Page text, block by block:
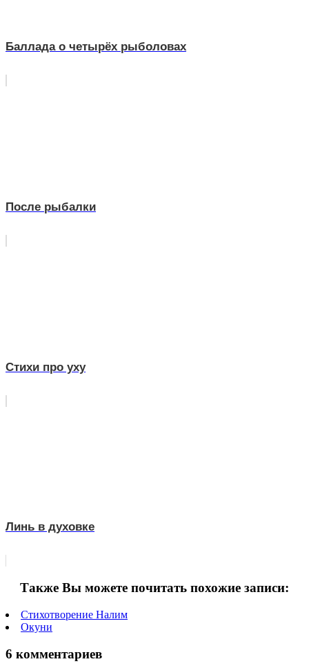
Баллада о четырёх рыболовах
После рыбалки
Стихи про уху
Линь в духовке
Также Вы можете почитать похожие записи:
Стихотворение Налим
Окуни
6 комментариев